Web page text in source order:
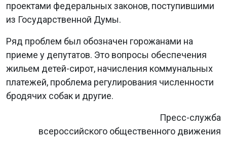
проектами федеральных законов, поступившими
из Государственной Думы.
Ряд проблем был обозначен горожанами на
приеме у депутатов. Это вопросы обеспечения
жильем детей-сирот, начисления коммунальных
платежей, проблема регулирования численности
бродячих собак и другие.
Пресс-служба
всероссийского общественного движения